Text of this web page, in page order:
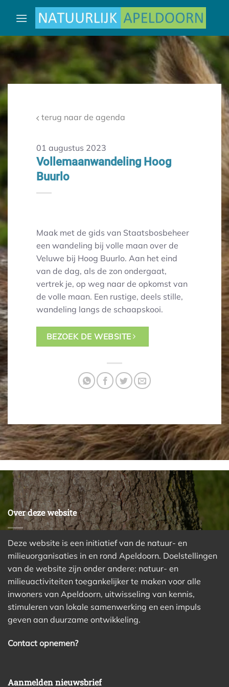
naar
terug naar de agenda
01 augustus 2023
Vollemaanwandeling Hoog
Buurlo
Maak met de gids van Staatsbosbeheer
een wandeling bij volle maan over de
Veluwe bij Hoog Buurlo. Aan het eind
van de dag, als de zon ondergaat,
vertrek je, op weg naar de opkomst van
de volle maan. Een rustige, deels stille,
wandeling langs de schaapskooi.
BEZOEK DE WEBSITE
Over deze website
Deze website is een initiatief van de natuur- en
milieuorganisaties in en rond Apeldoorn. Doelstellingen
van de website zijn onder andere: natuur- en
milieuactiviteiten toegankelijker te maken voor alle
inwoners van Apeldoorn, uitwisseling van kennis,
stimuleren van lokale samenwerking en een impuls
geven aan duurzame ontwikkeling.
Contact opnemen?
Aanmelden nieuwsbrief